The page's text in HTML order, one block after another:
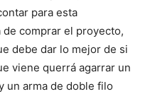
para esta
de comprar el proyecto,
debe dar lo mejor de si
viene querrá agarrar un
un arma de doble filo